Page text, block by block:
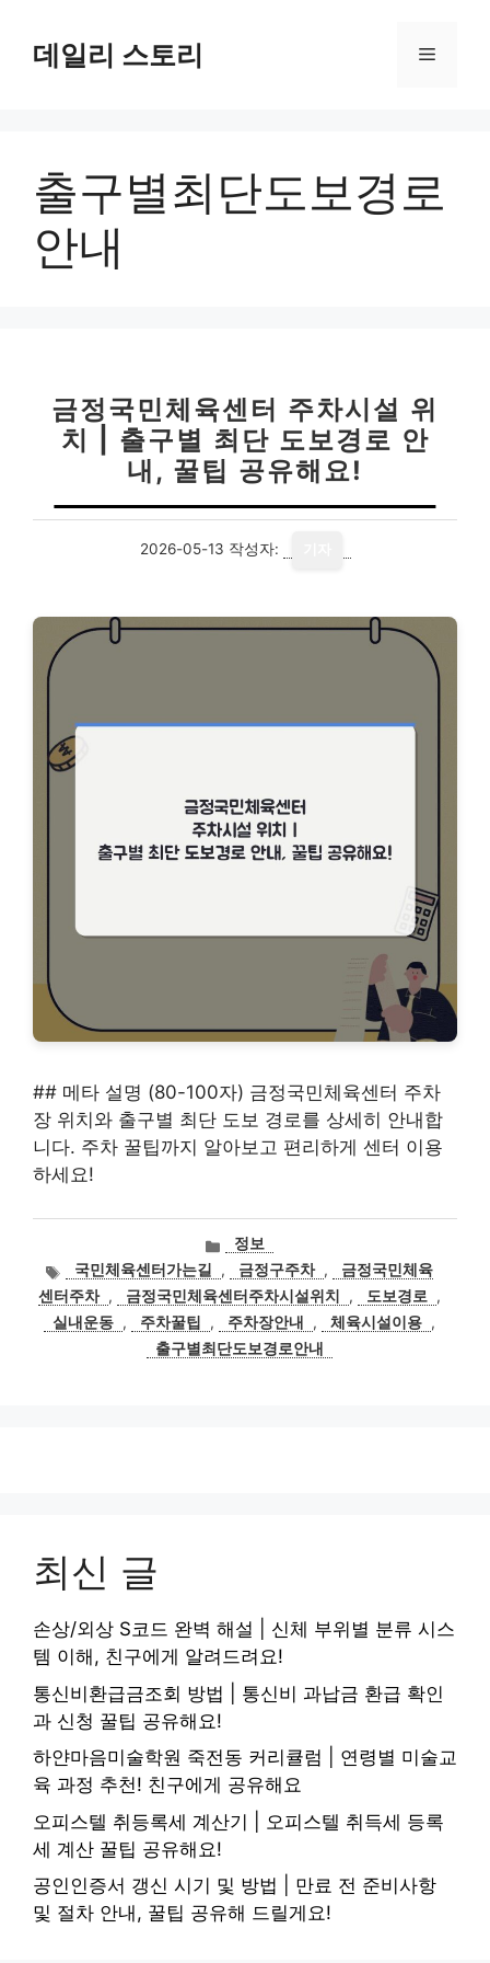
데일리 스토리 메
출구별최단도보경로
안내
금정국민체육센터 주차시설 위
치 | 출구별 최단 도보경로 안
내, 꿀팁 공유해요!
2026-05-13 작성자:
## 메타 설명 (80-100자) 금정국민체육센터 주차
장 위치와 출구별 최단 도보 경로를 상세히 안내합
니다. 주차 꿀팁까지 알아보고 편리하게 센터 이용
하세요!
카
고
리
정보
태
그
국민체육센터가는길 , 금정구주차 ,
금정국민체육
센터주차 , 금정국민체육센터주차시설위치 , 도보경로
,
실내운동 , 주차꿀팁 , 주차장안내 , 체육시설이용 ,
출구별최단도보경로안내
최신 글
손상/외상 S코드 완벽 해설 | 신체 부위별 분류 시스
템 이해, 친구에게 알려드려요!
통신비환급금조회 방법 | 통신비 과납금 환급 확인
과 신청 꿀팁 공유해요!
하얀마음미술학원 죽전동 커리큘럼 | 연령별 미술교
육 과정 추천! 친구에게 공유해요
오피스텔 취등록세 계산기 | 오피스텔 취득세 등록
세 계산 꿀팁 공유해요!
공인인증서 갱신 시기 및 방법 | 만료 전 준비사항
및 절차 안내, 꿀팁 공유해 드릴게요!